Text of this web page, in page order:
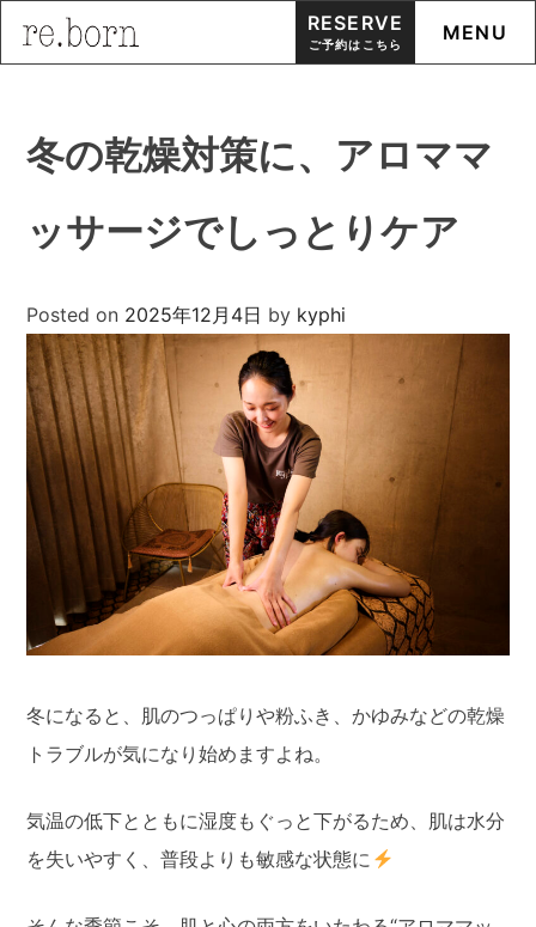
content
RESERVE
ご予約はこちら MENU
冬の乾燥対策に、アロママ
ッサージでしっとりケア
Posted on 2025年12月4日 by kyphi
冬になると、肌のつっぱりや粉ふき、かゆみなどの乾燥
トラブルが気になり始めますよね。
気温の低下とともに湿度もぐっと下がるため、肌は水分
を失いやすく、普段よりも敏感な状態に